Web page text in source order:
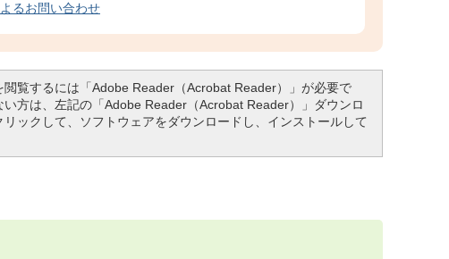
るお問い合わせ
閲覧するには「Adobe Reader（Acrobat Reader）」が必要で
い方は、左記の「Adobe Reader（Acrobat Reader）」ダウンロ
リックして、ソフトウェアをダウンロードし、インストールして